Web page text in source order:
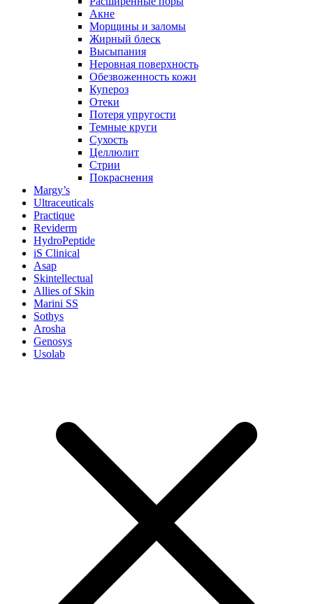
Акне
Морщины и заломы
Жирный блеск
Высыпания
Неровная поверхность
Обезвоженность кожи
Купероз
Отеки
Потеря упругости
Темные круги
Сухость
Целлюлит
Стрии
Покраснения
Margy’s
Ultraceuticals
Practique
Reviderm
HydroPeptide
iS Clinical
Asap
Skintellectual
Allies of Skin
Marini SS
Sothys
Arosha
Genosys
Usolab